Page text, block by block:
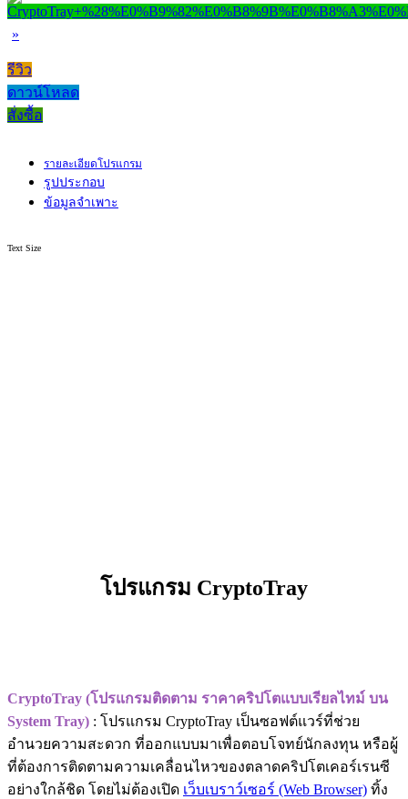
»
รีวิว
ดาวน์โหลด
สั่งซื้อ
รายละเอียดโปรแกรม
รูปประกอบ
ข้อมูลจำเพาะ
Text Size
โปรแกรม CryptoTray
CryptoTray (โปรแกรมติดตาม ราคาคริปโตแบบเรียลไทม์ บน
System Tray) : โปรแกรม CryptoTray เป็นซอฟต์แวร์ที่ช่วย
อำนวยความสะดวก ที่ออกแบบมาเพื่อตอบโจทย์นักลงทุน หรือผู้
ที่ต้องการติดตามความเคลื่อนไหวของตลาดคริปโตเคอร์เรนซี
อย่างใกล้ชิด โดยไม่ต้องเปิด เว็บเบราว์เซอร์ (Web Browser) ทิ้ง